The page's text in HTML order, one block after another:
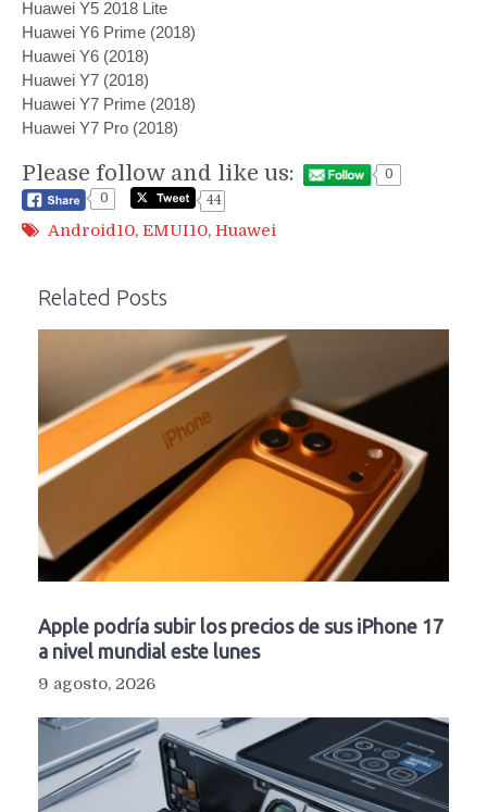
Huawei Y5 2018 Lite
Huawei Y6 Prime (2018)
Huawei Y6 (2018)
Huawei Y7 (2018)
Huawei Y7 Prime (2018)
Huawei Y7 Pro (2018)
Please follow and like us:
0
0
44
Android10, EMUI10, Huawei
Related Posts
Apple podría subir los precios de sus iPhone 17
a nivel mundial este lunes
9 agosto, 2026